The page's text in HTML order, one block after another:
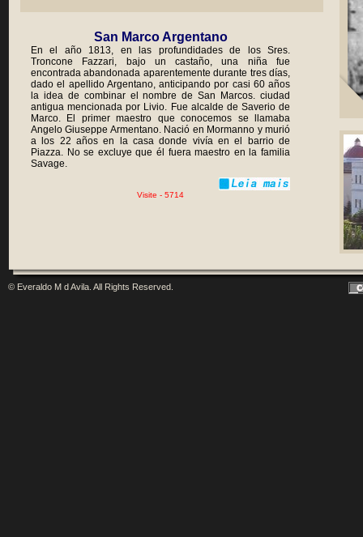
San Marco Argentano
En el año 1813, en las profundidades de los Sres.
Troncone Fazzari, bajo un castaño, una niña fue
encontrada abandonada aparentemente durante tres días,
dado el apellido Argentano, anticipando por casi 60 años
la idea de combinar el nombre de San Marcos. ciudad
antigua mencionada por Livio. Fue alcalde de Saverio de
Marco. El primer maestro que conocemos se llamaba
Angelo Giuseppe Armentano. Nació en Mormanno y murió
a los 22 años en la casa donde vivía en el barrio de
Piazza. No se excluye que él fuera maestro en la familia
Savage.
Visite - 5714
© Everaldo M d Avila. All Rights Reserved.